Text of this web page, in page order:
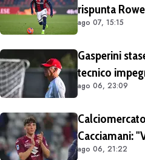
rispunta
Bologna
ago 07, 15:15
Gasperini
tecnico
ago 06, 23:09
Cacciamani:
tenerlo".
ago 06, 21:22